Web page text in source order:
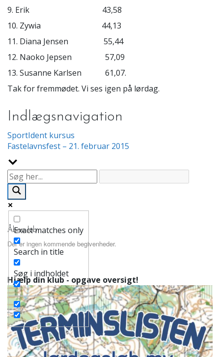
9. Erik 43,58
10. Zywia 44,13
11. Diana Jensen 55,44
12. Naoko Jepsen 57,09
13. Susanne Karlsen 61,07.
Tak for fremmødet. Vi ses igen på lørdag.
Indlægsnavigation
SportIdent kursus
Fastelavnsfest – 21. februar 2015
Exact matches only
Search in title
Søg i indholdet
Åbne løb
Der er ingen kommende begivenheder.
Hjælp din klub - opgave oversigt!